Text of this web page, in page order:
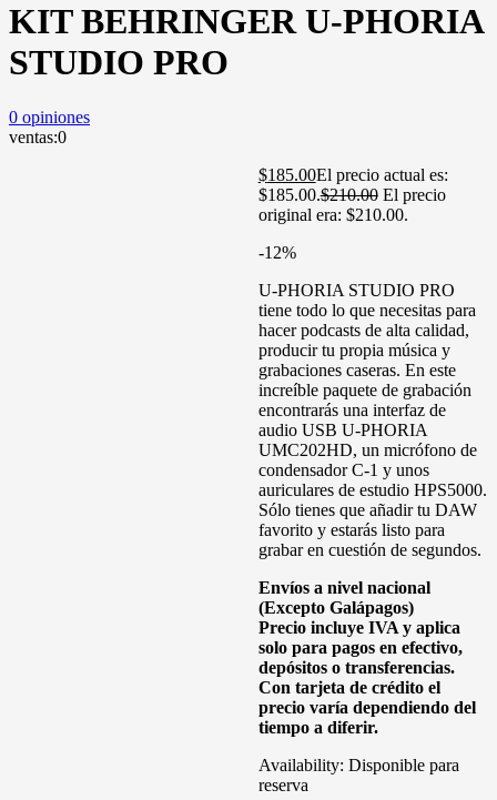
KIT BEHRINGER U-PHORIA
STUDIO PRO
0 opiniones
ventas:0
$185.00El precio actual es:
$185.00.$210.00 El precio
original era: $210.00.
-12%
U-PHORIA STUDIO PRO
tiene todo lo que necesitas para
hacer podcasts de alta calidad,
producir tu propia música y
grabaciones caseras. En este
increíble paquete de grabación
encontrarás una interfaz de
audio USB U-PHORIA
UMC202HD, un micrófono de
condensador C-1 y unos
auriculares de estudio HPS5000.
Sólo tienes que añadir tu DAW
favorito y estarás listo para
grabar en cuestión de segundos.
Envíos a nivel nacional
(Excepto Galápagos)
Precio incluye IVA y aplica
solo para pagos en efectivo,
depósitos o transferencias.
Con tarjeta de crédito el
precio varía dependiendo del
tiempo a diferir.
Availability: Disponible para
reserva